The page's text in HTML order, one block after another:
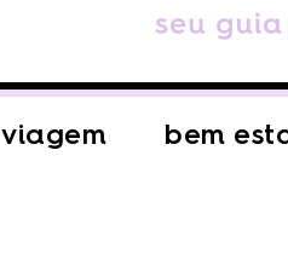
viagem bem